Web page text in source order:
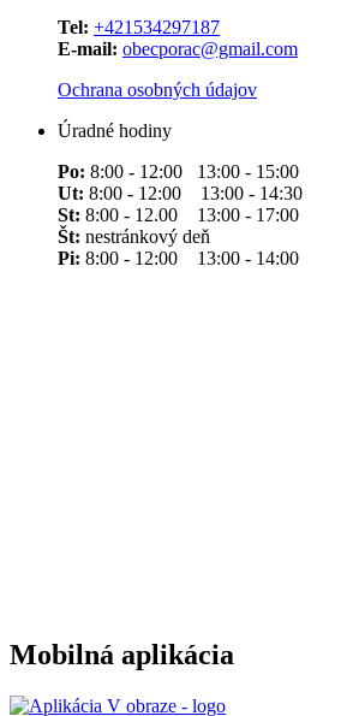
Tel: +421534297187
E-mail: obecporac@gmail.com
Ochrana osobných údajov
Úradné hodiny
Po: 8:00 - 12:00 13:00 - 15:00
Ut: 8:00 - 12:00 13:00 - 14:30
St: 8:00 - 12.00 13:00 - 17:00
Št: nestránkový deň
Pi: 8:00 - 12:00 13:00 - 14:00
Mobilná aplikácia